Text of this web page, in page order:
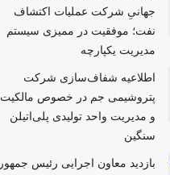
جهانیِ شرکت عملیات اکتشاف
نفت؛ موفقیت در ممیزی سیستم
مدیریت یکپارچه
اطلاعیه شفاف‌سازی شرکت
پتروشیمی جم در خصوص مالکیت
و مدیریت واحد تولیدی پلی‌اتیلن
سنگین
بازدید معاون اجرایی رئیس جمهور